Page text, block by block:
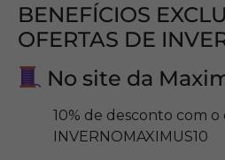
BENEFÍCIOS
OFERTAS DE
No site da
10% de desconto com o
INVERNOMAXIMUS10